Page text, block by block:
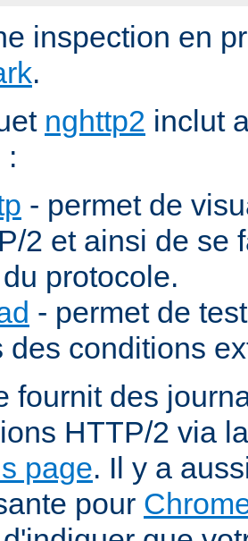
inspection en
.
nghttp2 inclut
:
- permet de
2 et ainsi de se
protocole.
- permet de
des conditions
fournit des
HTTP/2 via
page. Il y a
pour